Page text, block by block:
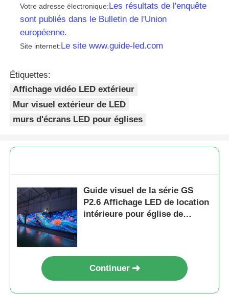
Votre adresse électronique:Les résultats de l'enquête
sont publiés dans le Bulletin de l'Union
européenne.
Site internet:Le site www.guide-led.com
Étiquettes:
Affichage vidéo LED extérieur
Mur visuel extérieur de LED
murs d'écrans LED pour églises
Guide visuel de la série GS
P2.6 Affichage LED de location
intérieure pour église de
Continuer